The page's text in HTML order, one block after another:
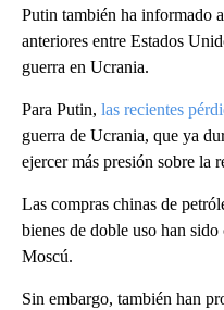
Putin también ha informado
anteriores entre Estados
guerra en Ucrania.
Para Putin, las recientes
guerra de Ucrania, que ya
ejercer más presión sobre la
Las compras chinas de
bienes de doble uso han
Moscú.
Sin embargo, también han